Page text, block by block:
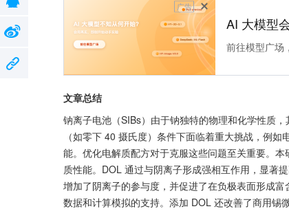
广告
AI 大模型
前往模型广场
文章总结
钠离子电池（SIBs）由于钠独特的物理和化学性质
（如零下 40 摄氏度）条件下面临着重大挑战，例
能。优化电解质配方对于克服这些问题至关重要。
质性能。DOL 通过与阴离子形成强相互作用，显著
增加了阴离子的参与度，并促进了在负极表面形成
数据和计算模拟的支持。添加 DOL 还改善了商用